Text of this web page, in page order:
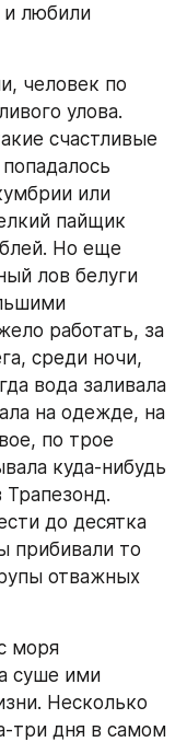
любили
человек по
улова.
счастливые
или
пайщик
Но еще
лов белуги
работать, за
среди ночи,
вода заливала
на одежде, на
по трое
куда-нибудь
Трапезонд.
до десятка
прибивали то
отважных
моря
суше ими
Несколько
три дня в самом